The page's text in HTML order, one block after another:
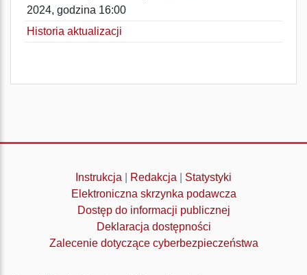
2024, godzina 16:00
Historia aktualizacji
Instrukcja Redakcja
Statystyki
Elektroniczna skrzynka podawcza
Dostęp do informacji publicznej
Deklaracja dostępności
Zalecenie dotyczące cyberbezpieczeństwa